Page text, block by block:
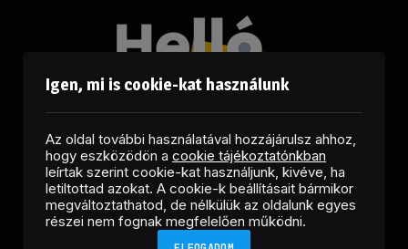
FacebookLinkedInX
(Twitter)
RSS
Igen, mi is cookie-kat használunk
Az oldal további használatával hozzájárulsz ahhoz,
hogy eszközödön a cookie tájékoztatónkban
leírtak szerint cookie-kat használjunk, kivéve, ha
letiltottad azokat. A cookie-k beállításait bármikor
megváltoztathatod, de nélkülük az oldalunk egyes
részei nem fognak megfelelően működni.